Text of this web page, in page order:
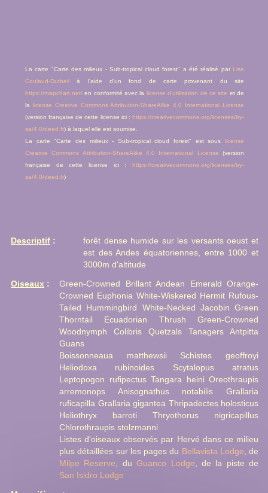
La carte "Carte des milieux - Sub-tropical cloud forest" a été réalisé par Lise
Coulaud-Dutheilà l'aide d'un fond de carte provenant du site
https://mapchart.net/ en conformité avec la license d'utilisation de ce site et de
la license Creative Commons Attribution-ShareAlike 4.0 International License
(version française de cette license ici : https://creativecommons.org/licenses/by-
sa/4.0/deed.fr) à laquel elle est soumise.
La carte "Carte des milieux - Sub-tropical cloud forest" est sous license
Creative Commons Attribution-ShareAlike 4.0 International License (version
française de cette license ici : https://creativecommons.org/licenses/by-
sa/4.0/deed.fr)
Descriptif :
forêt dense humide sur les versants oeust et
est des Andes équatoriennes, entre 1000 et
3000m d'altitude
Oiseaux :
Green-Crowned Brillant Andean Emerald Orange-
Crowned Euphonia White-Wiskered Hermit Rufous-
Tailed Hummingbird White-Necked Jacobin Green
Thorntail Ecuadorian Thrush Green-Crowned
Woodnymph Colibris Quetzals Tanagers Antpitta
Guans
Boissonneaua matthewsii Schistes geoffroyi
Heliodoxa rubinoides Scytalopus atratus
Leptopogon rufipectus Tangara heini Oreothraupis
arremonops Anisognathus notabilis Grallaria
ruficapilla Grallaria gigantea Thripadectes holosticus
Heliothryx barroti Thryothorus nigricapillus
Chlorothraupis stolzmanni
Listes d'oiseaux observés par Hervé dans ce milieu
plus détaillées sur les pages du Bellavista Lodge , de
Milpe Reserve , du Guanco Lodge , de la piste de
San Isidro Lodge